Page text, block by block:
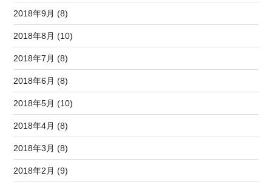
2018年9月 (8)
2018年8月 (10)
2018年7月 (8)
2018年6月 (8)
2018年5月 (10)
2018年4月 (8)
2018年3月 (8)
2018年2月 (9)